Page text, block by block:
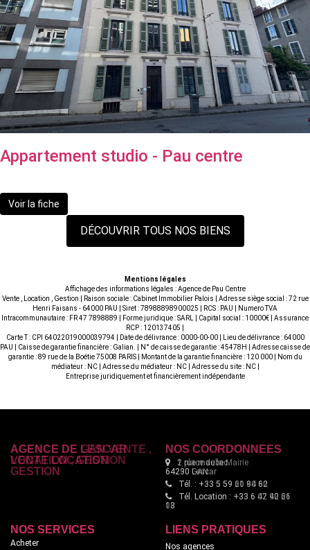
Appartement studio - Pau centre
Voir la fiche
DÉCOUVRIR TOUS NOS BIENS
Mentions légales
Affichage des informations légales : Agence de Pau Centre
Vente , Location , Gestion | Raison sociale : Cabinet Immobilier Palois | Adresse siège social : 72 rue
Henri Faisans - 64000 PAU | Siret : 78988898900025 | RCS : PAU | Numero TVA
Intracommunautaire : FR 47 7898889 | Forme juridique : SARL | Capital social : 10000€ | Assurance
RCP : 120137405 |
Carte T : CPI 64022019000039794 | Date de délivrance : 0000-00-00 | Lieu de délivrance : 64000
PAU | Caisse de garantie financière : Galian. | N° de caisse de garantie : 45478H | Adresse caisse de
garantie : 89 rue de la Boétie 75008 PARIS | Montant de la garantie financière : 120 000 | Nom du
médiateur : NC | Adresse du médiateur : NC | Adresse du site : NC |
Entreprise juridiquement et financièrement indépendante
AGENCE DE LESCAR
VENTE LOCATION
GESTION
NOS COORDONNÉES
2 rue maubec
64230 Lescar
Tél. : +33 5 59 60 94 62
Tél. Location : +33 6 42 90 66
18
NOS SERVICES
Acheter
LIENS PRATIQUES
Nos agences